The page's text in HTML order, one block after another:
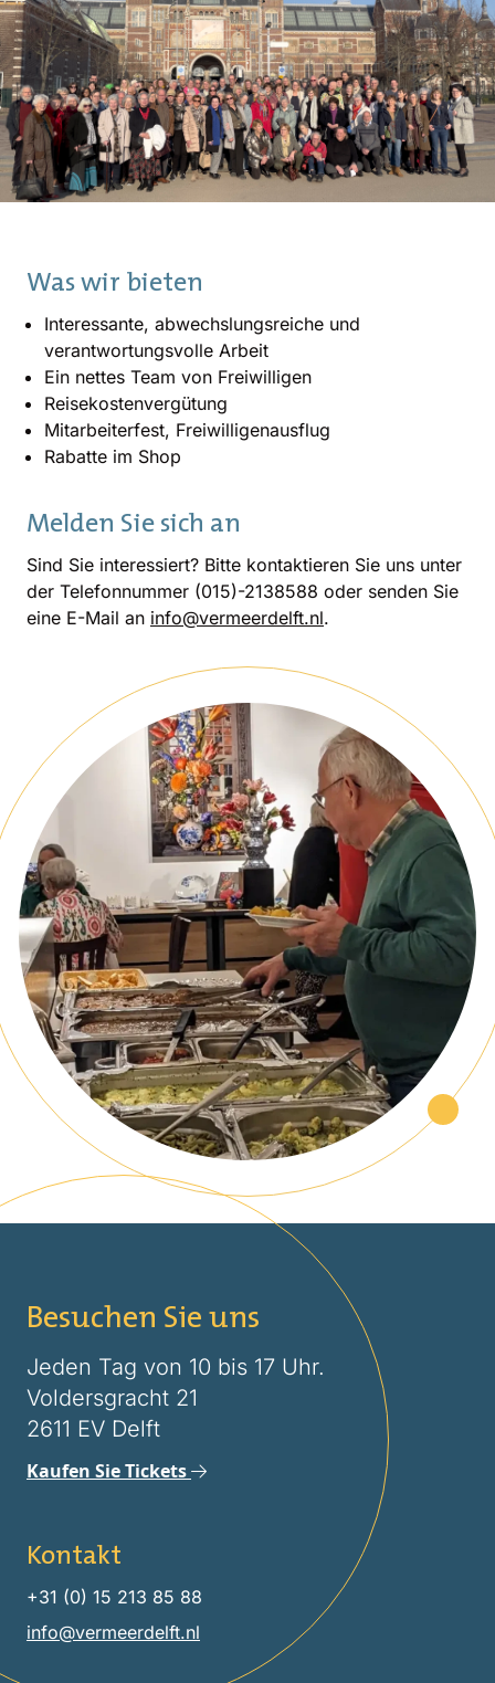
Was wir bieten
Interessante, abwechslungsreiche und
verantwortungsvolle Arbeit
Ein nettes Team von Freiwilligen
Reisekostenvergütung
Mitarbeiterfest, Freiwilligenausflug
Rabatte im Shop
Melden Sie sich an
Sind Sie interessiert? Bitte kontaktieren Sie uns unter
der Telefonnummer (015)-2138588 oder senden Sie
eine E-Mail an info@vermeerdelft.nl.
Besuchen Sie uns
Jeden Tag von 10 bis 17 Uhr.
Voldersgracht 21
2611 EV Delft
Kaufen Sie Tickets
Kontakt
+31 (0) 15 213 85 88
info@vermeerdelft.nl